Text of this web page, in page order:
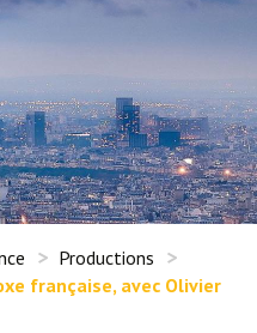
Productions
française, avec Olivier